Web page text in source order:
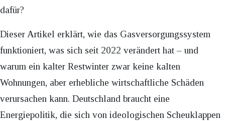
dafür?
Dieser Artikel erklärt, wie das Gasversorgungssystem
funktioniert, was sich seit 2022 verändert hat – und
warum ein kalter Restwinter zwar keine kalten
Wohnungen, aber erhebliche wirtschaftliche Schäden
verursachen kann. Deutschland braucht eine
Energiepolitik, die sich von ideologischen Scheuklappen